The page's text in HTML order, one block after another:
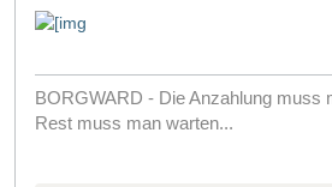
BORGWARD - Die Anzahlung muss
Rest muss man warten...